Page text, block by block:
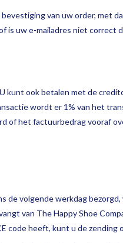
van uw order, met
uw e-mailadres niet correct
kunt ook betalen met de
wordt er 1% van het
het factuurbedrag vooraf
volgende werkdag
van The Happy Shoe
code heeft, kunt u de zending